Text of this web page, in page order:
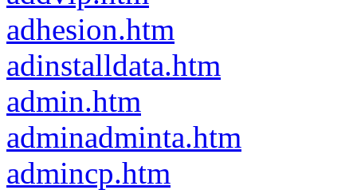
adhesion.htm
adinstalldata.htm
admin.htm
adminadminta.htm
admincp.htm